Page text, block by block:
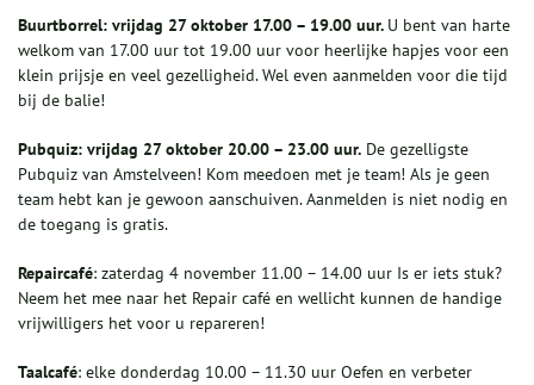
Buurtborrel: vrijdag 27 oktober 17.00 – 19.00 uur. U bent van harte
welkom van 17.00 uur tot 19.00 uur voor heerlijke hapjes voor een
klein prijsje en veel gezelligheid. Wel even aanmelden voor die tijd
bij de balie!
Pubquiz: vrijdag 27 oktober 20.00 – 23.00 uur. De gezelligste
Pubquiz van Amstelveen! Kom meedoen met je team! Als je geen
team hebt kan je gewoon aanschuiven. Aanmelden is niet nodig en
de toegang is gratis.
Repaircafé: zaterdag 4 november 11.00 – 14.00 uur Is er iets stuk?
Neem het mee naar het Repair café en wellicht kunnen de handige
vrijwilligers het voor u repareren!
Taalcafé: elke donderdag 10.00 – 11.30 uur Oefen en verbeter